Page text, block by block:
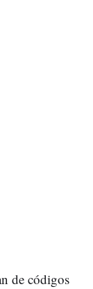
de códigos